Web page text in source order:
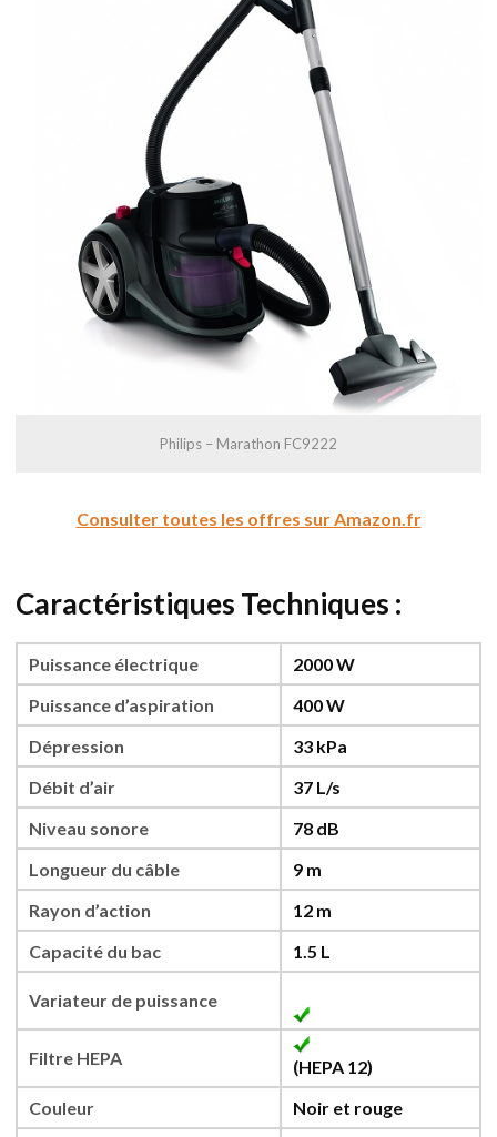
Philips – Marathon FC9222
Consulter toutes les offres sur Amazon.fr
Caractéristiques Techniques :
Puissance électrique
2000 W
Puissance d’aspiration
400 W
Dépression
33 kPa
Débit d’air
37 L/s
Niveau sonore
78 dB
Longueur du câble
9 m
Rayon d’action
12 m
Capacité du bac
1.5 L
Variateur de puissance
Filtre HEPA
(HEPA 12)
Couleur
Noir et rouge